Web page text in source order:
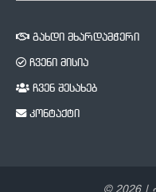
გახდი მხარდამჭერი
ჩვენი მისია
ჩვენ შესახებ
კონტაქტი